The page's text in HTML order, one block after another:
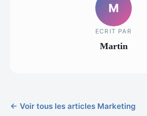
M
ECRIT PAR
Martin
← Voir tous les articles Marketing